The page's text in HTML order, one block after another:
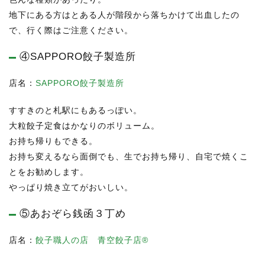
地下にある方はとある人が階段から落ちかけて出血したの
で、行く際はご注意ください。
④SAPPORO餃子製造所
店名： SAPPORO餃子製造所
すすきのと札駅にもあるっぽい。
大粒餃子定食はかなりのボリューム。
お持ち帰りもできる。
お持ち変えるなら面倒でも、生でお持ち帰り、自宅で焼くこ
とをお勧めします。
やっぱり焼き立てがおいしい。
⑤あおぞら銭函３丁め
店名： 餃子職人の店 青空餃子店®